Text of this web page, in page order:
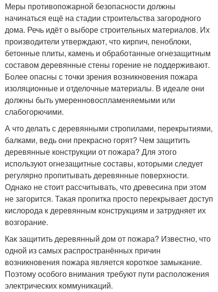
Меры противопожарной безопасности должны
начинаться ещё на стадии строительства загородного
дома. Речь идёт о выборе строительных материалов. Их
производители утверждают, что кирпич, пеноблоки,
бетонные плиты, камень и обработанные огнезащитным
составом деревянные стены горение не поддерживают.
Более опасны с точки зрения возникновения пожара
изоляционные и отделочные материалы. В идеале они
должны быть умеренновоспламеняемыми или
слабогорючими.
А что делать с деревянными стропилами, перекрытиями,
балками, ведь они прекрасно горят? Чем защитить
деревянные конструкции от пожара? Для этого
используют огнезащитные составы, которыми следует
регулярно пропитывать деревянные поверхности.
Однако не стоит рассчитывать, что древесина при этом
не загорится. Такая пропитка просто перекрывает доступ
кислорода к деревянным конструкциям и затрудняет их
возгорание.
Как защитить деревянный дом от пожара? Известно, что
одной из самых распространённых причин
возникновения пожара является короткое замыкание.
Поэтому особого внимания требуют пути расположения
электрических коммуникаций.